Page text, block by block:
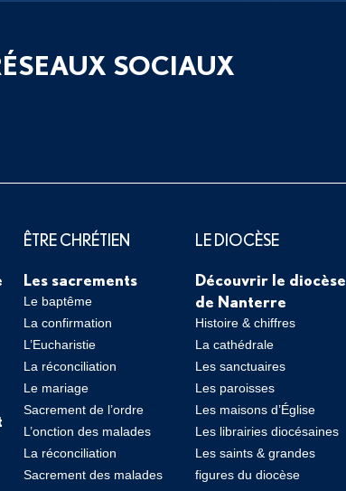
SOCIAUX
ÊTRE CHRÉTIEN
Les sacrements
Le baptême
La confirmation
L’Eucharistie
La réconciliation
Le mariage
Sacrement de l’ordre
L’onction des malades
La réconciliation
Sacrement des malades
LE DIOCÈSE
Découvrir le diocèse
de Nanterre
Histoire & chiffres
La cathédrale
Les sanctuaires
Les paroisses
Les maisons d’Église
Les librairies diocésaines
Les saints & grandes
figures du diocèse